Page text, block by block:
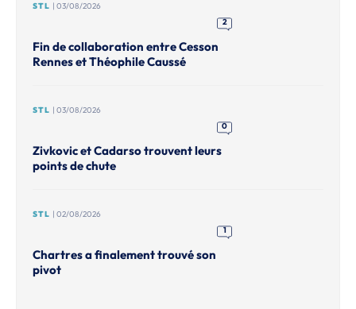
STL | 03/08/2026
2
Fin de collaboration entre Cesson
Rennes et Théophile Caussé
STL | 03/08/2026
0
Zivkovic et Cadarso trouvent leurs
points de chute
STL | 02/08/2026
1
Chartres a finalement trouvé son
pivot